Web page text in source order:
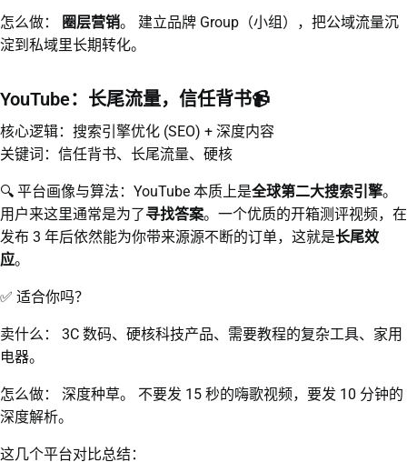
怎么做： 圈层营销。 建立品牌 Group（小组），把公域流量沉
淀到私域里长期转化。
YouTube：长尾流量，信任背书📹
核心逻辑：搜索引擎优化 (SEO) + 深度内容
关键词：信任背书、长尾流量、硬核
🔍 平台画像与算法：YouTube 本质上是全球第二大搜索引擎。
用户来这里通常是为了寻找答案。一个优质的开箱测评视频，在
发布 3 年后依然能为你带来源源不断的订单，这就是长尾效
应。
✅ 适合你吗？
卖什么： 3C 数码、硬核科技产品、需要教程的复杂工具、家用
电器。
怎么做： 深度种草。 不要发 15 秒的嗨歌视频，要发 10 分钟的
深度解析。
这几个平台对比总结：